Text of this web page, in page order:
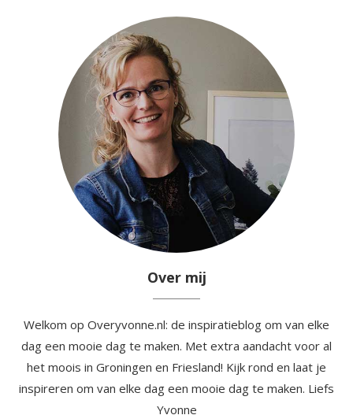
Over mij
Welkom op Overyvonne.nl: de inspiratieblog om van elke
dag een mooie dag te maken. Met extra aandacht voor al
het moois in Groningen en Friesland! Kijk rond en laat je
inspireren om van elke dag een mooie dag te maken. Liefs
Yvonne